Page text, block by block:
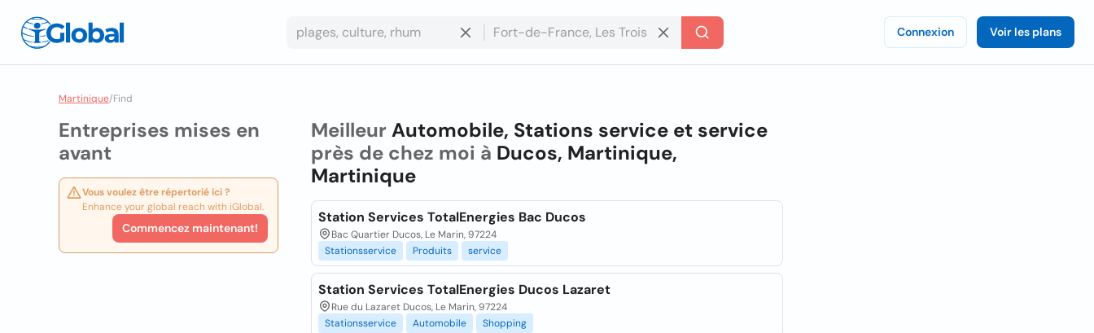
Connexion Voir les plans
Martinique/Find
Entreprises mises en
avant
Vous voulez être répertorié ici ?
Enhance your global reach with iGlobal.
Commencez maintenant!
Meilleur Automobile, Stations service et service
près de chez moi à Ducos, Martinique,
Martinique
Station Services TotalEnergies Bac Ducos
Bac Quartier Ducos, Le Marin, 97224
Stationsservice
Produits service
Station Services TotalEnergies Ducos Lazaret
Rue du Lazaret Ducos, Le Marin, 97224
Stationsservice
Automobile Shopping